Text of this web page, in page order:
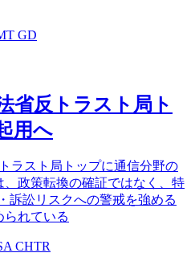
GD
省反トラスト局ト
用へ
ラスト局トップに通信分野の
政策転換の確証ではなく、特
訴訟リスクへの警戒を強める
られている
CHTR